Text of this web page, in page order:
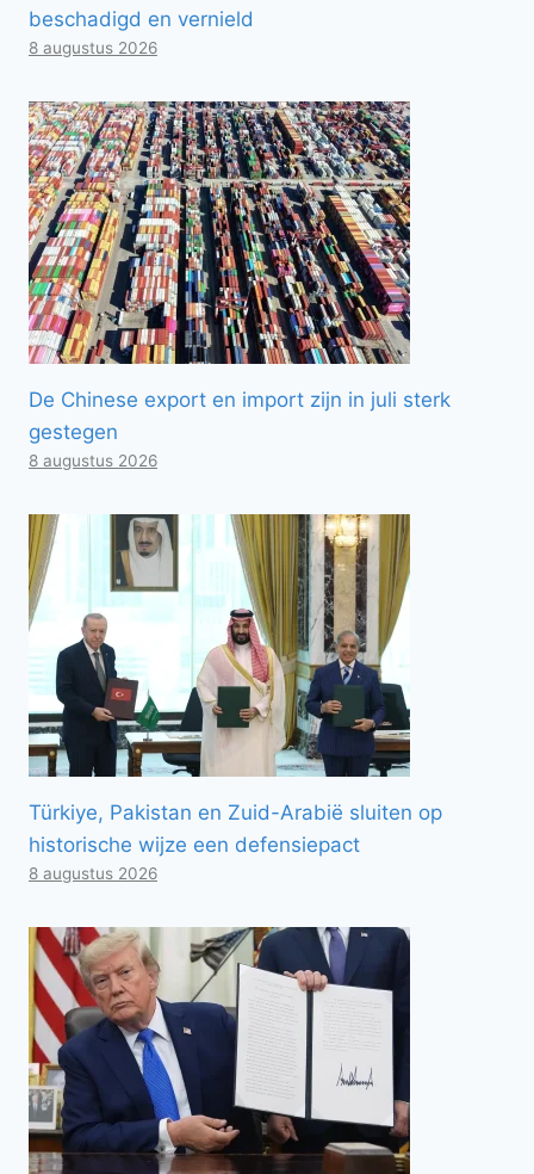
beschadigd en vernield
8 augustus 2026
De Chinese export en import zijn in juli sterk
gestegen
8 augustus 2026
Türkiye, Pakistan en Zuid-Arabië sluiten op
historische wijze een defensiepact
8 augustus 2026